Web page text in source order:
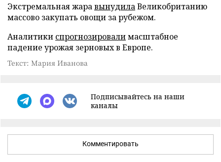
Экстремальная жаравынудилаВеликобританию
массово закупать овощи за рубежом.
Аналитики спрогнозировалимасштабное
падение урожая зерновых в Европе.
Текст: Мария Иванова
Подписывайтесь на наши
каналы
Комментировать